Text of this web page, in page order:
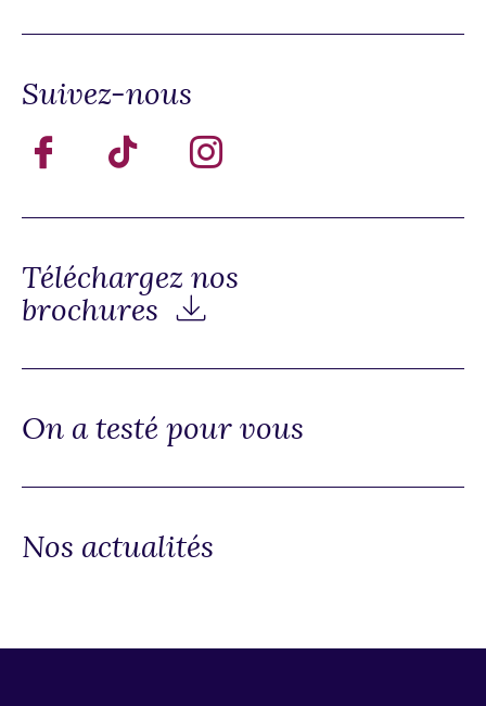
Suivez-nous
Téléchargez nos
brochures
On a testé pour vous
Nos actualités